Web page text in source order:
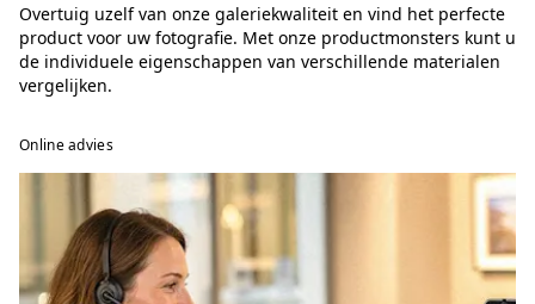
Overtuig uzelf van onze galeriekwaliteit en vind het perfecte
product voor uw fotografie. Met onze productmonsters kunt u
de individuele eigenschappen van verschillende materialen
vergelijken.
Online advies